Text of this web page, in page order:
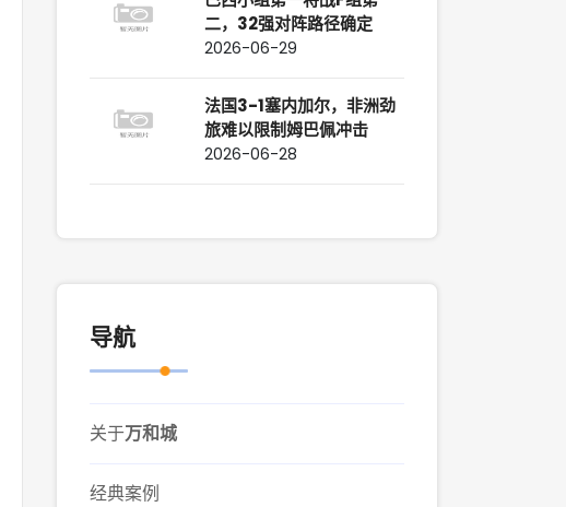
二，32强对阵路径确定
2026-06-29
法国3-1塞内加尔，非洲劲
旅难以限制姆巴佩冲击
2026-06-28
导航
关于万和城
经典案例